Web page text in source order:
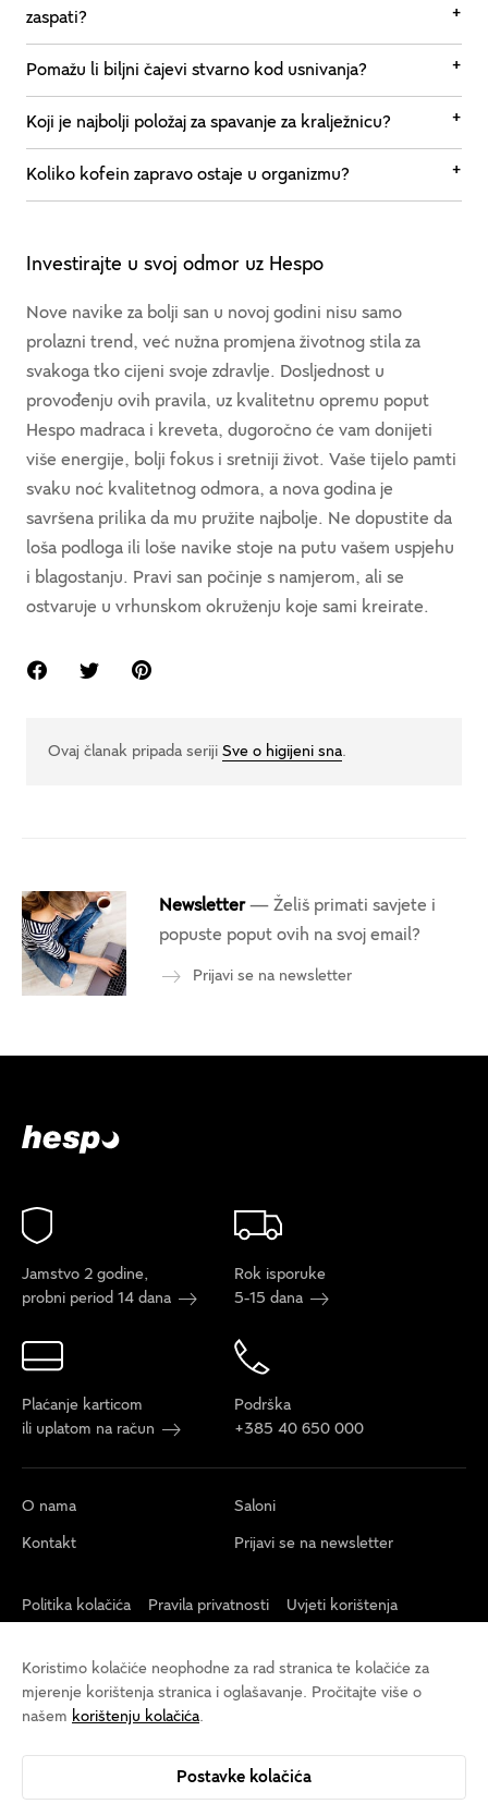
zaspati?
Pomažu li biljni čajevi stvarno kod usnivanja?
Koji je najbolji položaj za spavanje za kralježnicu?
Koliko kofein zapravo ostaje u organizmu?
Investirajte u svoj odmor uz Hespo
Nove navike za bolji san u novoj godini nisu samo
prolazni trend, već nužna promjena životnog stila za
svakoga tko cijeni svoje zdravlje. Dosljednost u
provođenju ovih pravila, uz kvalitetnu opremu poput
Hespo madraca i kreveta, dugoročno će vam donijeti
više energije, bolji fokus i sretniji život. Vaše tijelo pamti
svaku noć kvalitetnog odmora, a nova godina je
savršena prilika da mu pružite najbolje. Ne dopustite da
loša podloga ili loše navike stoje na putu vašem uspjehu
i blagostanju. Pravi san počinje s namjerom, ali se
ostvaruje u vrhunskom okruženju koje sami kreirate.
Ovaj članak pripada seriji Sve o higijeni sna.
Newsletter— Želiš primati savjete i
popuste poput ovih na svoj email?
Prijavi se na newsletter
Koristimo kolačiće neophodne za rad stranica te kolačiće za
mjerenje korištenja stranica i oglašavanje. Pročitajte više o
našem korištenju kolačića.
Postavke kolačića
Jamstvo 2 godine,
probni period 14 dana
Rok isporuke
5-15 dana
Plaćanje karticom
ili uplatom na račun
Podrška
+385 40 650 000
O nama
Saloni
Kontakt
Prijavi se na newsletter
Politika kolačića Pravila privatnosti
Uvjeti korištenja
Opći uvjeti veleprodaja